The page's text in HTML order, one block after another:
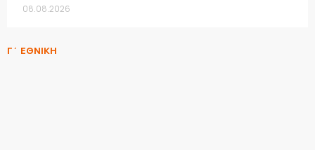
08.08.2026
Γ΄ ΕΘΝΙΚΗ